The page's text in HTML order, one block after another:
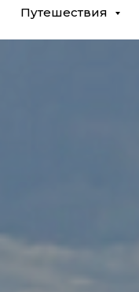
Путешествия